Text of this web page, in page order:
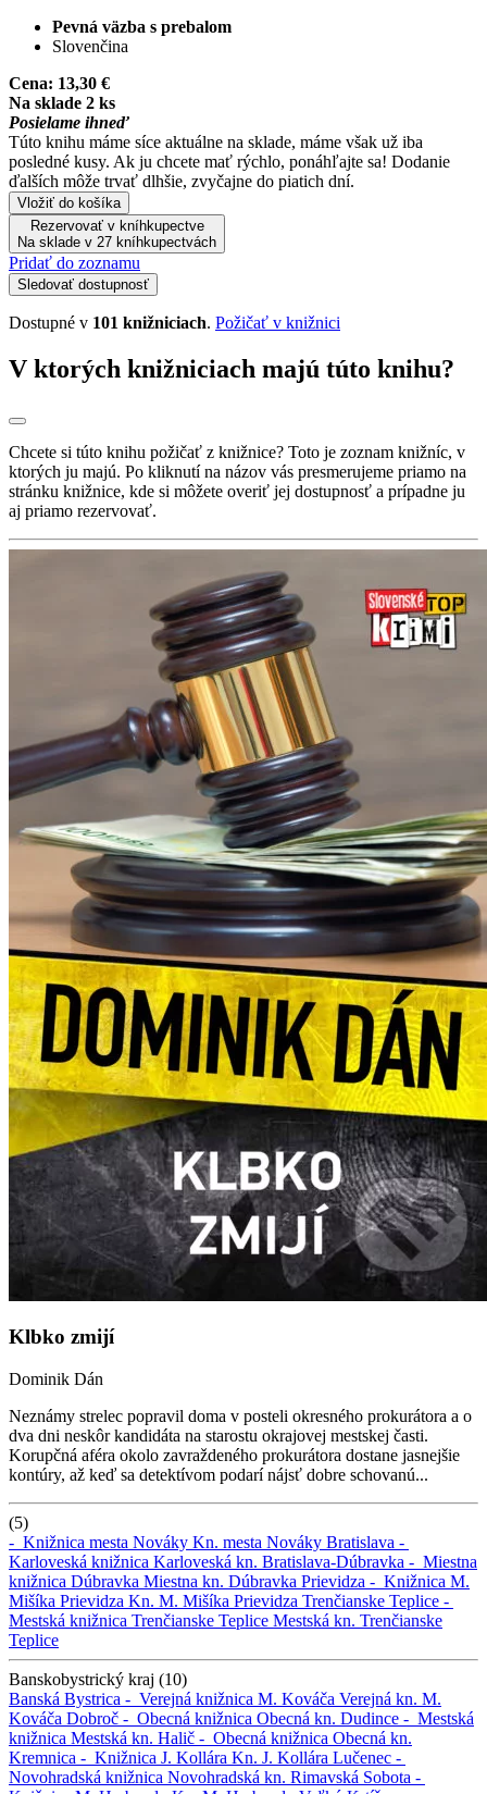
Pevná väzba s prebalom
Slovenčina
Cena: 13,30 €
Na sklade 2 ks
Posielame ihneď
Túto knihu máme síce aktuálne na sklade, máme však už iba
posledné kusy. Ak ju chcete mať rýchlo, ponáhľajte sa! Dodanie
ďalších môže trvať dlhšie, zvyčajne do piatich dní.
Vložiť do košíka
Rezervovať v kníhkupectve
Na sklade v 27 kníhkupectvách
Pridať do zoznamu
Sledovať dostupnosť
Dostupné v 101 knižniciach. Požičať v knižnici
V ktorých knižniciach majú túto knihu?
Chcete si túto knihu požičať z knižnice? Toto je zoznam knižníc, v
ktorých ju majú. Po kliknutí na názov vás presmerujeme priamo na
stránku knižnice, kde si môžete overiť jej dostupnosť a prípadne ju
aj priamo rezervovať.
Klbko zmijí
Dominik Dán
Neznámy strelec popravil doma v posteli okresného prokurátora a o
dva dni neskôr kandidáta na starostu okrajovej mestskej časti.
Korupčná aféra okolo zavraždeného prokurátora dostane jasnejšie
kontúry, až keď sa detektívom podarí nájsť dobre schovanú...
(5)
- Knižnica mesta Nováky Kn. mesta Nováky Bratislava -
Karloveská knižnica Karloveská kn. Bratislava-Dúbravka - Miestna
knižnica Dúbravka Miestna kn. Dúbravka Prievidza - Knižnica M.
Mišíka Prievidza Kn. M. Mišíka Prievidza Trenčianske Teplice -
Mestská knižnica Trenčianske Teplice Mestská kn. Trenčianske
Teplice
Banskobystrický kraj (10)
Banská Bystrica - Verejná knižnica M. Kováča Verejná kn. M.
Kováča Dobroč - Obecná knižnica Obecná kn. Dudince - Mestská
knižnica Mestská kn. Halič - Obecná knižnica Obecná kn.
Kremnica - Knižnica J. Kollára Kn. J. Kollára Lučenec -
Novohradská knižnica Novohradská kn. Rimavská Sobota -